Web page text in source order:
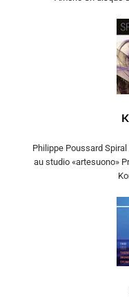
Philippe Poussard
au studio «artesuono»